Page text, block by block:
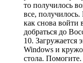
то получилось
все,
как снова
добраться до
10. Загружается
Windows и
стола. Помогите.